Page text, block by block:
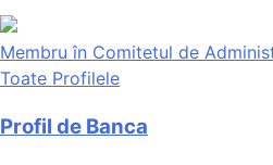
Membru în Comitetul de
Toate Profilele
Profil de Banca